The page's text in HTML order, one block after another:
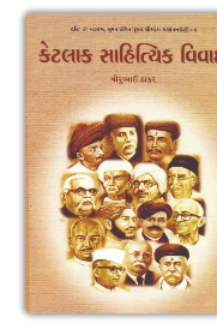
કેટલાક સાહિત્યિક વિવાદો